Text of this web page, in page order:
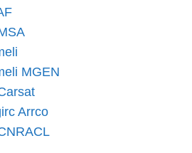
MGEN
Arrco